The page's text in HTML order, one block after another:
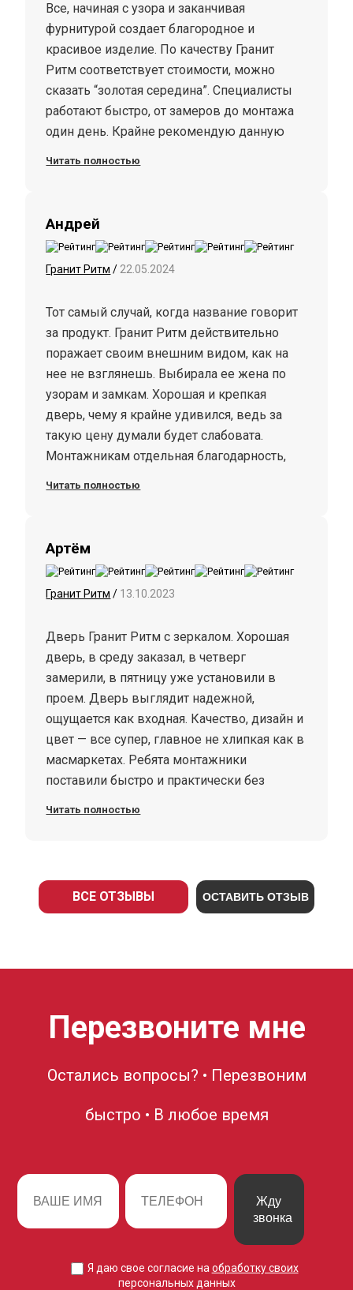
Все, начиная с узора и заканчивая
фурнитурой создает благородное и
красивое изделие. По качеству Гранит
Ритм соответствует стоимости, можно
сказать “золотая середина”. Специалисты
работают быстро, от замеров до монтажа
один день. Крайне рекомендую данную
Читать полностью
Андрей
Гранит Ритм / 22.05.2024
Тот самый случай, когда название говорит
за продукт. Гранит Ритм действительно
поражает своим внешним видом, как на
нее не взглянешь. Выбирала ее жена по
узорам и замкам. Хорошая и крепкая
дверь, чему я крайне удивился, ведь за
такую цену думали будет слабовата.
Монтажникам отдельная благодарность,
Читать полностью
Артём
Гранит Ритм / 13.10.2023
Дверь Гранит Ритм с зеркалом. Хорошая
дверь, в среду заказал, в четверг
замерили, в пятницу уже установили в
проем. Дверь выглядит надежной,
ощущается как входная. Качество, дизайн и
цвет — все супер, главное не хлипкая как в
масмаркетах. Ребята монтажники
поставили быстро и практически без
Читать полностью
ВСЕ ОТЗЫВЫ ОСТАВИТЬ ОТЗЫВ
Перезвоните мне
Остались вопросы? • Перезвоним
быстро • В любое время
Жду
звонка
Я даю свое согласие на обработку своих
персональных данных